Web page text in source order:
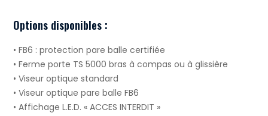
Options disponibles :
• FB6 : protection pare balle certifiée
• Ferme porte TS 5000 bras à compas ou à glissière
• Viseur optique standard
• Viseur optique pare balle FB6
• Affichage L.E.D. « ACCES INTERDIT »